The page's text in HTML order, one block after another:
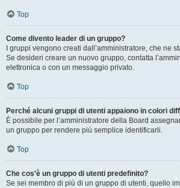
Top
Come divento leader di un gruppo?
I gruppi vengono creati dall’amministratore, che ne
Se desideri creare un nuovo gruppo, contatta
elettronica o con un messaggio privato.
Top
Perché alcuni gruppi di utenti appaiono in colori
È possibile per l’amministratore della Board
un gruppo per rendere più semplice identificarli.
Top
Che cos’è un gruppo di utenti predefinito?
Se sei membro di più di un gruppo di utenti, quello